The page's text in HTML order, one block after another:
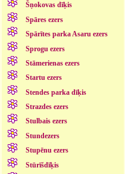
Šņokovas dīķis
Spāres ezers
Spārītes parka Asaru ezers
Sprogu ezers
Stāmerienas ezers
Startu ezers
Stendes parka dīķis
Strazdes ezers
Stulbais ezers
Stundezers
Stupēnu ezers
Stūrīšdīķis